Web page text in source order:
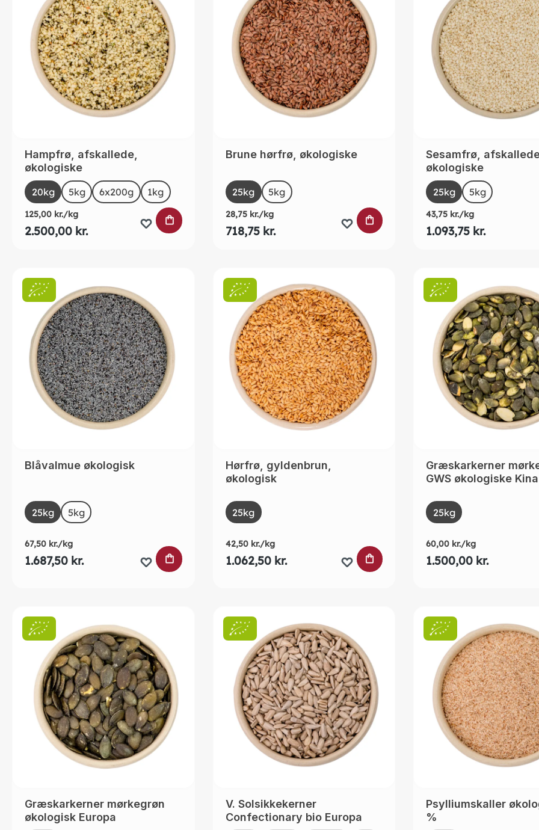
Hampfrø, afskallede,
økologiske
Select
Size
20kg 5kg 6x200g 1kg
125,00 kr./kg
2.500,00 kr.
LÆG I INDKØBSKURVEN
Brune hørfrø, økologiske
Select
Size
25kg 5kg
28,75 kr./kg
718,75 kr.
LÆG I INDKØBSKURVEN
Sesamfrø,
økologiske
Select
Size
25kg 5kg
43,75 kr./kg
1.093,75 kr.
Blåvalmue økologisk
Select
Size
25kg 5kg(This option is currently unavailable.)
67,50 kr./kg
1.687,50 kr. LÆG I INDKØBSKURVEN
Hørfrø, gyldenbrun,
økologisk
Select
Size
25kg
42,50 kr./kg
1.062,50 kr. LÆG I INDKØBSKURVEN
Græskarkerner
GWS økologiske Kina
Select
Size
25kg(This option is
60,00 kr./kg
1.500,00 kr.
Græskarkerner mørkegrøn
økologisk Europa
V. Solsikkekerner
Confectionary bio Europa
Psylliumskaller
%